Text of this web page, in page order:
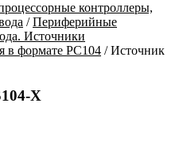
контроллеры,
/Периферийные
Источники
в формате РС104 / Источник
X